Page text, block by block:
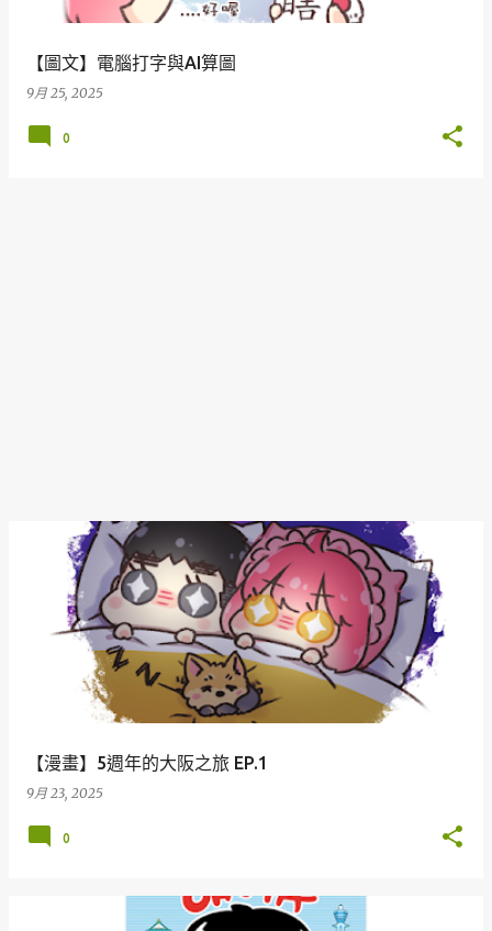
【圖文】電腦打字與AI算圖
9月 25, 2025
0
【漫畫】5週年的大阪之旅 EP.1
9月 23, 2025
0